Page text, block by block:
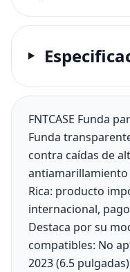
FNTCASE Funda
Funda
contra caídas de
antiamarillamiento
Rica: producto
internacional,
Destaca por su
compatibles: No
2023 (6.5